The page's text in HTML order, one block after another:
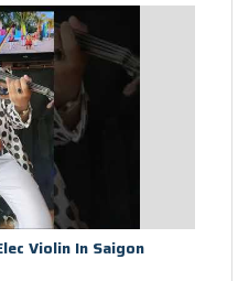
Violin In Saigon